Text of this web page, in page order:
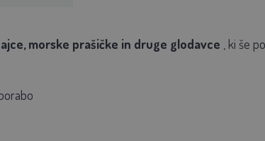
morske prašičke in druge glodavce , ki še